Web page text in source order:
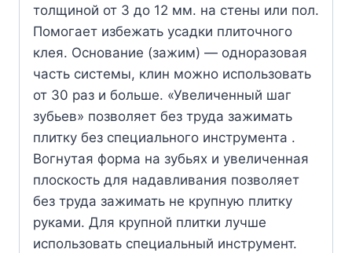
толщиной от 3 до 12 мм. на стены или пол.
Помогает избежать усадки плиточного
клея. Основание (зажим) — одноразовая
часть системы, клин можно использовать
от 30 раз и больше. «Увеличенный шаг
зубьев» позволяет без труда зажимать
плитку без специального инструмента .
Вогнутая форма на зубьях и увеличенная
плоскость для надавливания позволяет
без труда зажимать не крупную плитку
руками. Для крупной плитки лучше
использовать специальный инструмент.